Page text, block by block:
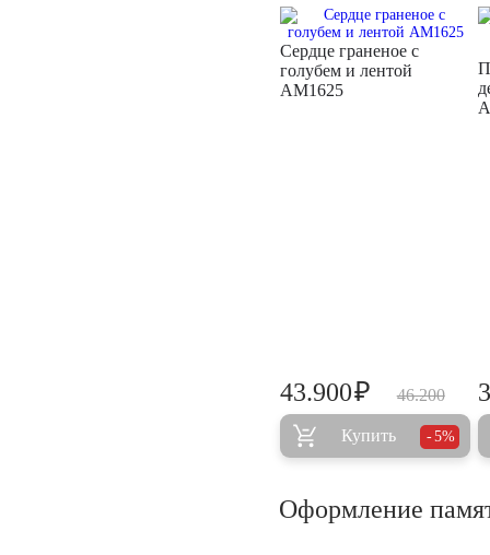
Сердце граненое с
голубем и лентой
AM1625
46.200
43.900₽
Купить 5%
Оформление